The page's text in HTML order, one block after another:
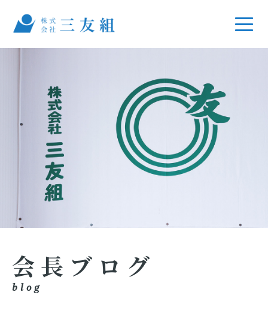
会長ブログ
blog